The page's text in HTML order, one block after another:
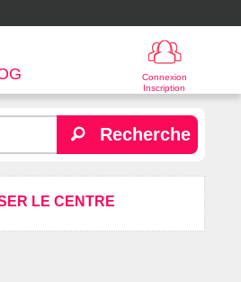
Connexion
Inscription
Recherche
LE CENTRE